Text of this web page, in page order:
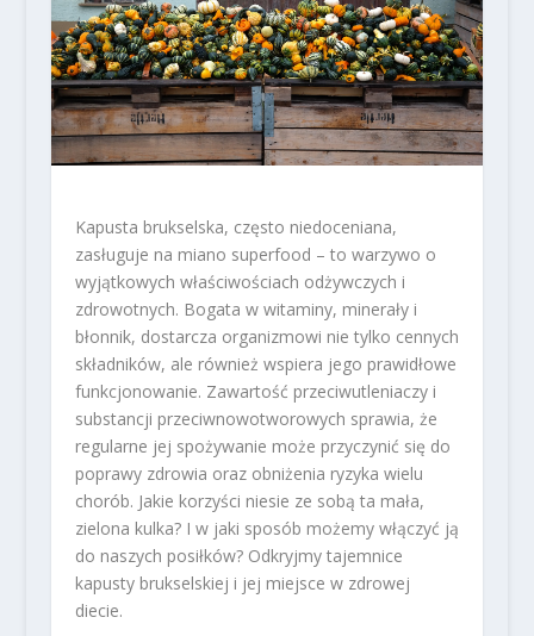
Kapusta brukselska, często niedoceniana,
zasługuje na miano superfood – to warzywo o
wyjątkowych właściwościach odżywczych i
zdrowotnych. Bogata w witaminy, minerały i
błonnik, dostarcza organizmowi nie tylko cennych
składników, ale również wspiera jego prawidłowe
funkcjonowanie. Zawartość przeciwutleniaczy i
substancji przeciwnowotworowych sprawia, że
regularne jej spożywanie może przyczynić się do
poprawy zdrowia oraz obniżenia ryzyka wielu
chorób. Jakie korzyści niesie ze sobą ta mała,
zielona kulka? I w jaki sposób możemy włączyć ją
do naszych posiłków? Odkryjmy tajemnice
kapusty brukselskiej i jej miejsce w zdrowej
diecie.